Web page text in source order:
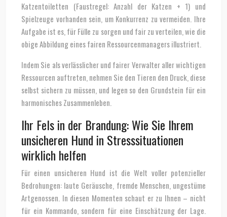
Katzentoiletten (Faustregel: Anzahl der Katzen + 1) und
Spielzeuge vorhanden sein, um Konkurrenz zu vermeiden. Ihre
Aufgabe ist es, für Fülle zu sorgen und fair zu verteilen, wie die
obige Abbildung eines fairen Ressourcenmanagers illustriert.
Indem Sie als verlässlicher und fairer Verwalter aller wichtigen
Ressourcen auftreten, nehmen Sie den Tieren den Druck, diese
selbst sichern zu müssen, und legen so den Grundstein für ein
harmonisches Zusammenleben.
Ihr Fels in der Brandung: Wie Sie Ihrem
unsicheren Hund in Stresssituationen
wirklich helfen
Für einen unsicheren Hund ist die Welt voller potenzieller
Bedrohungen: laute Geräusche, fremde Menschen, ungestüme
Artgenossen. In diesen Momenten schaut er zu Ihnen – nicht
für ein Kommando, sondern für eine Einschätzung der Lage.